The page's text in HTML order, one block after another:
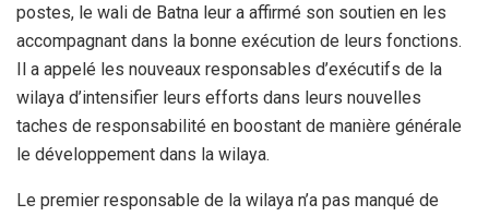
postes, le wali de Batna leur a affirmé son soutien en les
accompagnant dans la bonne exécution de leurs fonctions.
Il a appelé les nouveaux responsables d’exécutifs de la
wilaya d’intensifier leurs efforts dans leurs nouvelles
taches de responsabilité en boostant de manière générale
le développement dans la wilaya.
Le premier responsable de la wilaya n’a pas manqué de